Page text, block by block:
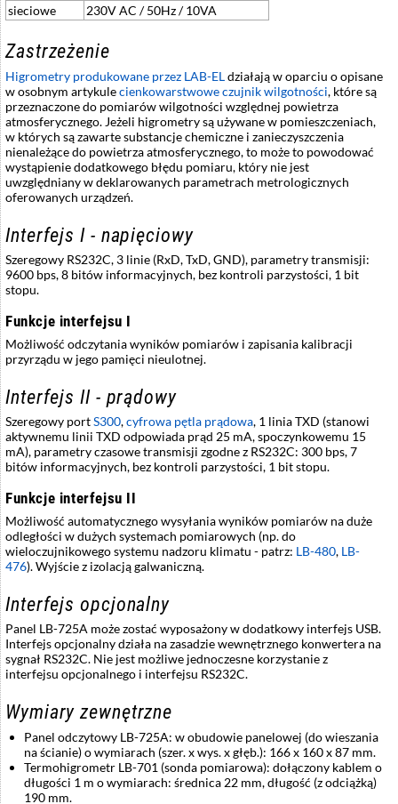
sieciowe
230V AC / 50Hz / 10VA
Zastrzeżenie
Higrometry produkowane przez LAB-ELdziałają w oparciu o opisane
w osobnym artykulecienkowarstwowe czujnik wilgotności, które są
przeznaczone do pomiarów wilgotności względnej powietrza
atmosferycznego. Jeżeli higrometry są używane w pomieszczeniach,
w których są zawarte substancje chemiczne i zanieczyszczenia
nienależące do powietrza atmosferycznego, to może to powodować
wystąpienie dodatkowego błędu pomiaru, który nie jest
uwzględniany w deklarowanych parametrach metrologicznych
oferowanych urządzeń.
Interfejs I - napięciowy
Szeregowy RS232C, 3 linie (RxD, TxD, GND), parametry transmisji:
9600 bps, 8 bitów informacyjnych, bez kontroli parzystości, 1 bit
stopu.
Funkcje interfejsu I
Możliwość odczytania wyników pomiarów i zapisania kalibracji
przyrządu w jego pamięci nieulotnej.
Interfejs II - prądowy
Szeregowy portS300,cyfrowa pętla prądowa, 1 linia TXD (stanowi
aktywnemu linii TXD odpowiada prąd 25 mA, spoczynkowemu 15
mA), parametry czasowe transmisji zgodne z RS232C: 300 bps, 7
bitów informacyjnych, bez kontroli parzystości, 1 bit stopu.
Funkcje interfejsu II
Możliwość automatycznego wysyłania wyników pomiarów na duże
odległości w dużych systemach pomiarowych (np. do
wieloczujnikowego systemu nadzoru klimatu - patrz: LB-480, LB-
476). Wyjście z izolacją galwaniczną.
Interfejs opcjonalny
Panel LB-725A może zostać wyposażony w dodatkowy interfejs USB.
Interfejs opcjonalny działa na zasadzie wewnętrznego konwertera na
sygnał RS232C. Nie jest możliwe jednoczesne korzystanie z
interfejsu opcjonalnego i interfejsu RS232C.
Wymiary zewnętrzne
Panel odczytowy LB-725A: w obudowie panelowej (do wieszania
na ścianie) o wymiarach (szer. x wys. x głęb.): 166 x 160 x 87 mm.
Termohigrometr LB-701 (sonda pomiarowa): dołączony kablem o
długości 1 m o wymiarach: średnica 22 mm, długość (z odciążką)
190 mm.